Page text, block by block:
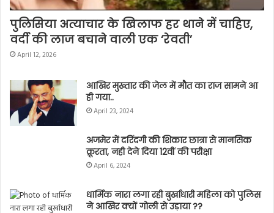
अजमेर में दरिंदगी की शिकार छात्रा से मानसिक
क्रूरता, नही देने दिया 12वीं की परीक्षा
धार्मिक नारा लगा रही बुर्खाधारी महिला को पुलिस
ने आखिर क्यों गोली से उड़ाया ??
October 31, 2023
केंद्रीय मंत्री कौशल किशोर के लखनऊ आवास पर
युवक की हत्या, सांसद पुत्र की पिस्टल बरामद